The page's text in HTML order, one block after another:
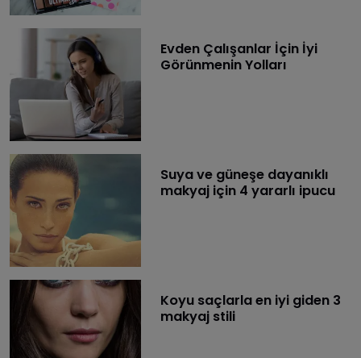
Evden Çalışanlar İçin İyi
Görünmenin Yolları
Suya ve güneşe dayanıklı
makyaj için 4 yararlı ipucu
Koyu saçlarla en iyi giden 3
makyaj stili